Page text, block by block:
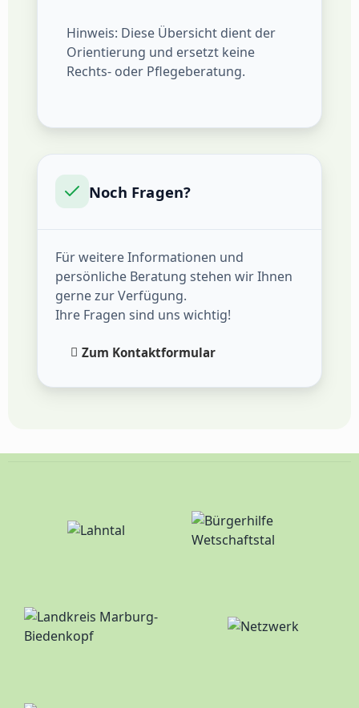
Hinweis: Diese Übersicht dient der
Orientierung und ersetzt keine
Rechts‑ oder Pflegeberatung.
Noch Fragen?
Für weitere Informationen und
persönliche Beratung stehen wir Ihnen
gerne zur Verfügung.
Ihre Fragen sind uns wichtig!
Zum Kontaktformular